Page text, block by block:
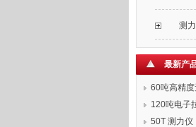
测
最新产
60吨高精
120吨电子
50T 测力仪